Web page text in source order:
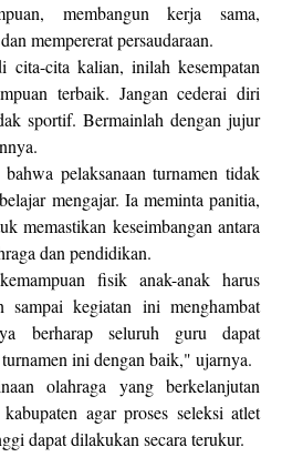
membangun kerja sama,
mempererat persaudaraan.
cita-cita kalian, inilah kesempatan
terbaik. Jangan cederai diri
sportif. Bermainlah dengan jujur
pelaksanaan turnamen tidak
mengajar. Ia meminta panitia,
memastikan keseimbangan antara
dan pendidikan.
fisik anak-anak harus
sampai kegiatan ini menghambat
berharap seluruh guru dapat
ini dengan baik," ujarnya.
olahraga yang berkelanjutan
agar proses seleksi atlet
dapat dilakukan secara terukur.